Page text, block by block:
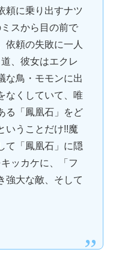
頼に乗り出すナツ
スから目の前で
依頼の失敗に一人
、彼女はエクレ
な鳥・モモンに出
なくしていて、唯
る「鳳凰石」をど
いうことだけ!!魔
て「鳳凰石」に隠
ッカケに、「フ
強大な敵、そして